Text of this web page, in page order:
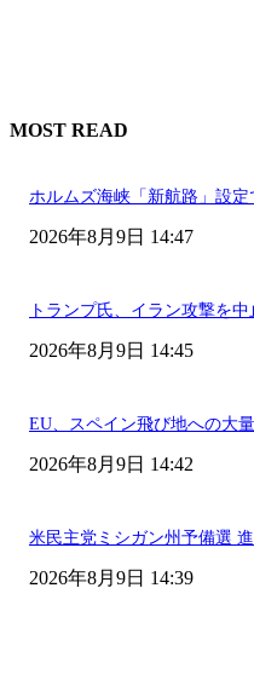
MOST READ
ホルムズ海峡「新航路」設
2026年8月9日 14:47
トランプ氏、イラン攻撃を
2026年8月9日 14:45
EU、スペイン飛び地への大
2026年8月9日 14:42
米民主党ミシガン州予備選
2026年8月9日 14:39